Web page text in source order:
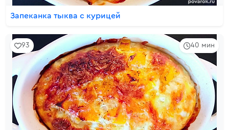
Запеканка тыква с курицей
40 мин
93